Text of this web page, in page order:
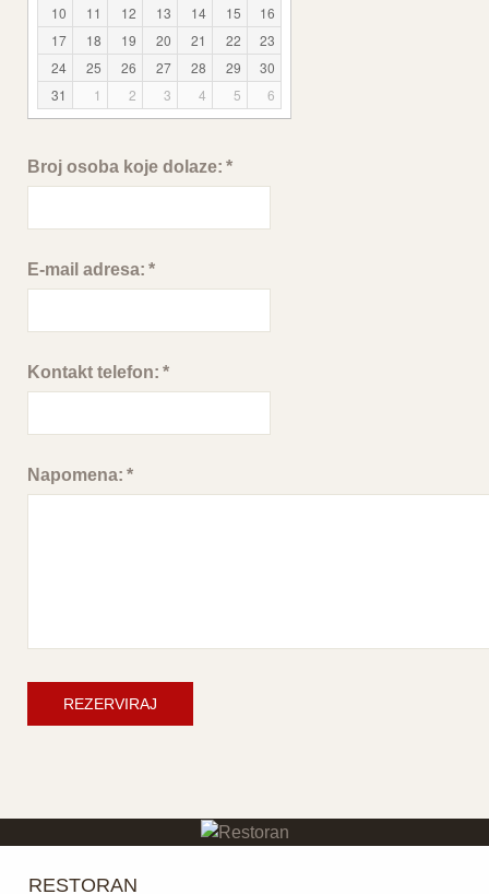
10 11 12 13 14 15
16
17
18 19 20 21 22
23
24
25 26 27 28 29
30
31
1 2 3 4 5 6
Broj osoba koje dolaze: *
E-mail adresa: *
Kontakt telefon: *
Napomena: *
REZERVIRAJ
RESTORAN